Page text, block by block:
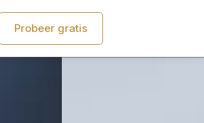
Probeer gratis